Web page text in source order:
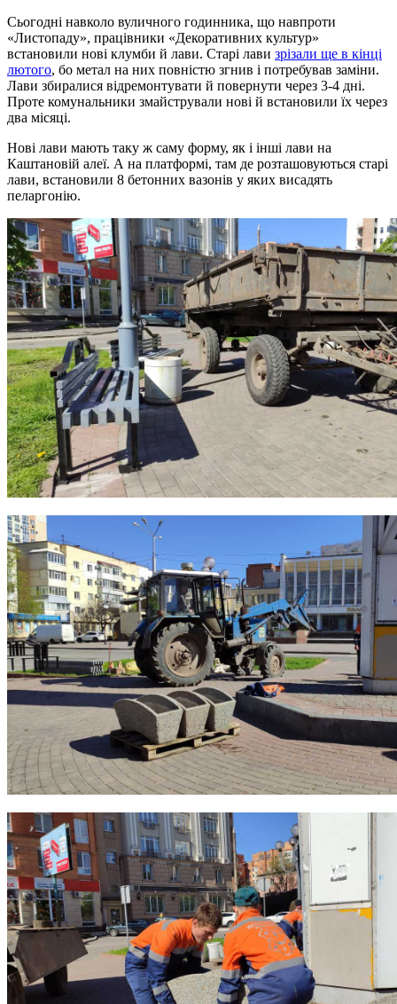
Сьогодні навколо вуличного годинника, що навпроти
«Листопаду», працівники «Декоративних культур»
встановили нові клумби й лави. Старі лави зрізали ще в кінці
лютого, бо метал на них повністю згнив і потребував заміни.
Лави збиралися відремонтувати й повернути через 3-4 дні.
Проте комунальники змайстрували нові й встановили їх через
два місяці.
Нові лави мають таку ж саму форму, як і інші лави на
Каштановій алеї. А на платформі, там де розташовуються старі
лави, встановили 8 бетонних вазонів у яких висадять
пеларгонію.